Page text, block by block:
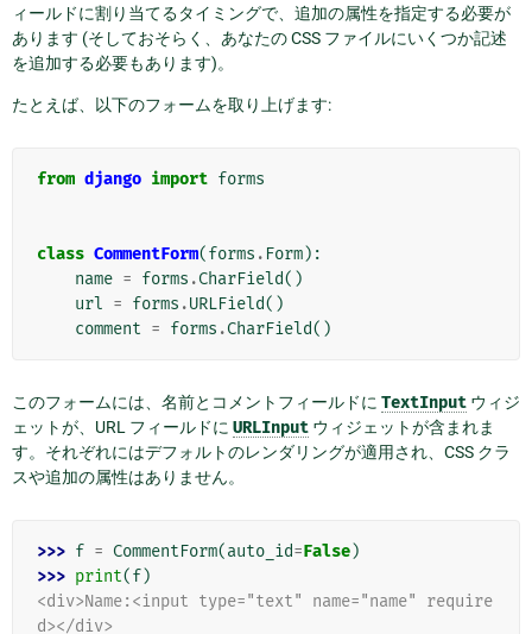
ィールドに割り当てるタイミングで、追加の属性を指定する必要が
あります (そしておそらく、あなたの CSS ファイルにいくつか記述
を追加する必要もあります)。
たとえば、以下のフォームを取り上げます:
from django import forms
class CommentForm(forms . Form):
name = forms .CharField()
url = forms .URLField()
comment = forms .CharField()
このフォームには、名前とコメントフィールドに TextInput ウィジ
ェットが、URL フィールドに URLInput ウィジェットが含まれま
す。それぞれにはデフォルトのレンダリングが適用され、CSS クラ
スや追加の属性はありません。
>>> f = CommentForm(auto_id=False)
>>> print(f)
<div>Name:<input type="text" name="name" require
d></div>